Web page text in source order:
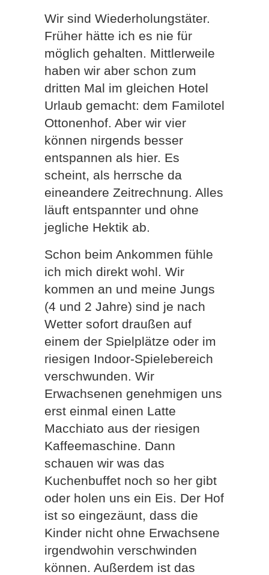
Wir sind Wiederholungstäter.
Früher hätte ich es nie für
möglich gehalten. Mittlerweile
haben wir aber schon zum
dritten Mal im gleichen Hotel
Urlaub gemacht: dem Familotel
Ottonenhof. Aber wir vier
können nirgends besser
entspannen als hier. Es
scheint, als herrsche da
eineandere Zeitrechnung. Alles
läuft entspannter und ohne
jegliche Hektik ab.
Schon beim Ankommen fühle
ich mich direkt wohl. Wir
kommen an und meine Jungs
(4 und 2 Jahre) sind je nach
Wetter sofort draußen auf
einem der Spielplätze oder im
riesigen Indoor-Spielebereich
verschwunden. Wir
Erwachsenen genehmigen uns
erst einmal einen Latte
Macchiato aus der riesigen
Kaffeemaschine. Dann
schauen wir was das
Kuchenbuffet noch so her gibt
oder holen uns ein Eis. Der Hof
ist so eingezäunt, dass die
Kinder nicht ohne Erwachsene
irgendwohin verschwinden
können. Außerdem ist das